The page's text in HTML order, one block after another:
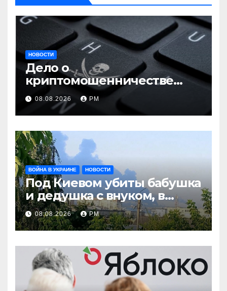
НОВОСТИ
Дело о
криптомошенничестве
оборачивают в содействие
терроризму
08.08.2026 РМ
ВОЙНА В УКРАИНЕ НОВОСТИ
Под Киевом убиты бабушка
и дедушка с внуком, в
Поволжье и на Кубани
вновь горят НПЗ
08.08.2026 РМ